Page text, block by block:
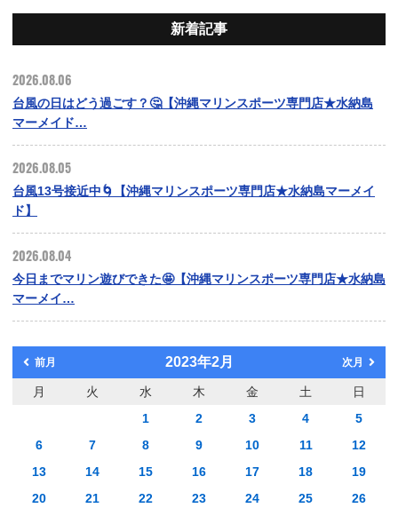
新着記事
2026.08.06
台風の日はどう過ごす？🤔【沖縄マリンスポーツ専門店★水納島
マーメイド…
2026.08.05
台風13号接近中🌀【沖縄マリンスポーツ専門店★水納島マーメイ
ド】
2026.08.04
今日までマリン遊びできた🤩【沖縄マリンスポーツ専門店★水納島
マーメイ…
前月 2023年2月 次月
月 火 水 木 金 土
日
1
2 3 4
5
6
7 8 9 10 11
12
13
14 15 16 17 18
19
20
21 22 23 24 25 26